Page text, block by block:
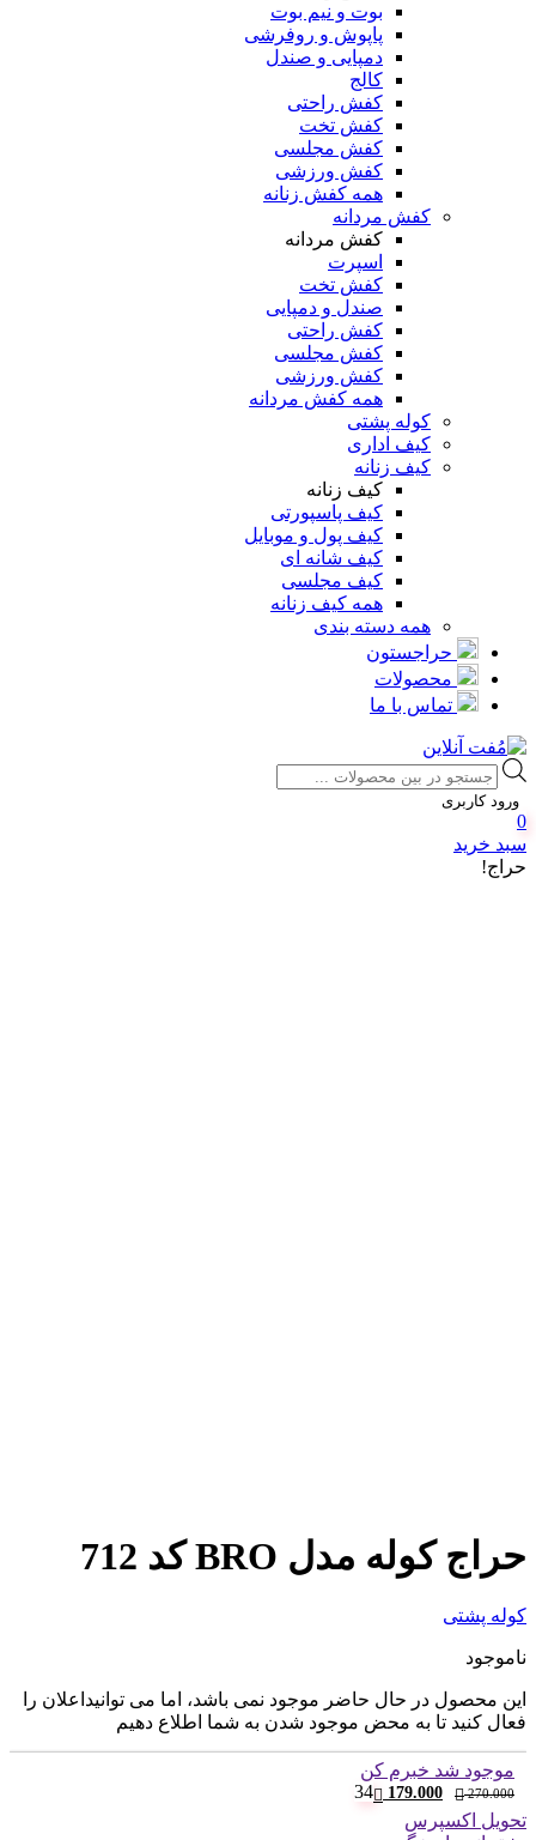
بوت و نیم بوت
پاپوش و روفرشی
دمپایی و صندل
کالج
کفش راحتی
کفش تخت
کفش مجلسی
کفش ورزشی
همه کفش زنانه
کفش مردانه
کفش مردانه
اسپرت
کفش تخت
صندل و دمپایی
کفش راحتی
کفش مجلسی
کفش ورزشی
همه کفش مردانه
کوله پشتی
کیف اداری
کیف زنانه
کیف زنانه
کیف پاسپورتی
کیف پول و موبایل
کیف شانه ای
کیف مجلسی
همه کیف زنانه
همه دسته بندی
حراجستون
محصولات
تماس با ما
Products
search
ورود کاربری
0
سبد خرید
حراج!
حراج کوله مدل BRO کد 712
کوله پشتی
ناموجود
این محصول در حال حاضر موجود نمی باشد، اما می توانیداعلان را
فعال کنید تا به محض موجود شدن به شما اطلاع دهیم
موجود شد خبرم کن
270.000
قیمت
اصلی:
179.000
قیمت
فعلی:
34
تحویل اکسپرس